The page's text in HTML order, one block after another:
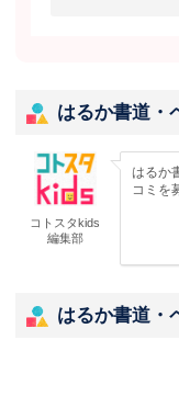
はるか書道・
コトスタkids
編集部
はるか
コミを
はるか書道・